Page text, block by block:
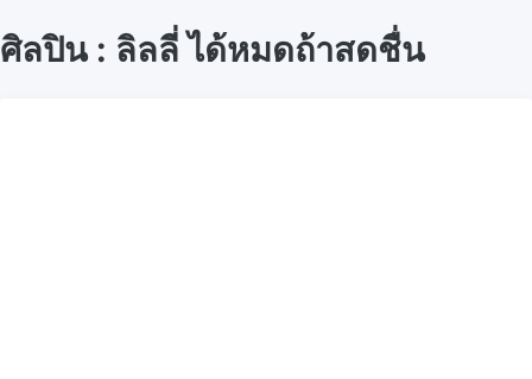
ศิลปิน : ลิลลี่ ได้หมดถ้าสดชื่น